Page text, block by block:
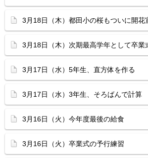
3月18日（木）都田小の桜もついに開花
3月18日（木）次期最高学年として卒業
3月17日（水）5年生、直方体を作る
3月17日（水）3年生、そろばんで計算
3月16日（火）今年度最後の給食
3月16日（火）卒業式の予行練習